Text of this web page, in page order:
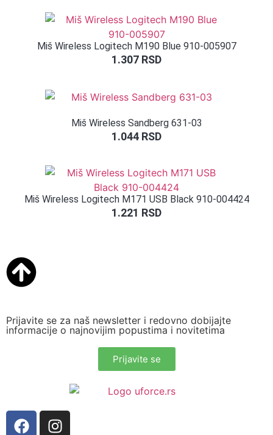
na osnovu
Miš Wireless Logitech M190 Blue 910-005907
1.307 RSD
Miš Wireless Sandberg 631-03
1.044 RSD
Miš Wireless Logitech M171 USB Black 910-004424
1.221 RSD
Prijavite se za naš newsletter i redovno dobijajte
informacije o najnovijim popustima i novitetima
Prijavite se